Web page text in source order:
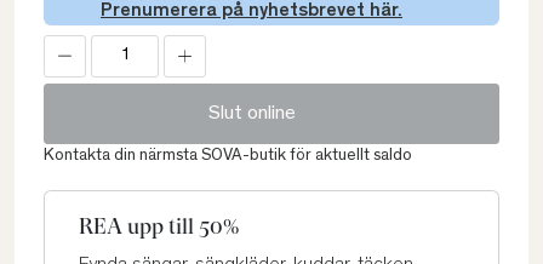
Prenumerera på nyhetsbrevet här.
Slut online
Kontakta din närmsta SOVA-butik för aktuellt saldo
REA upp till 50%